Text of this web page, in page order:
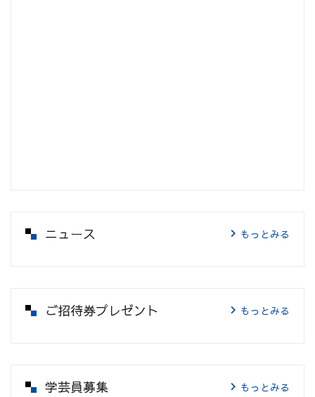
ニュース もっとみる
ご招待券プレゼント もっとみる
学芸員募集 もっとみる